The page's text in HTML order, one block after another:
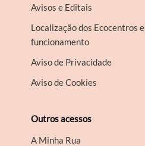
Avisos e Editais
Localização dos Ecocentros
funcionamento
Aviso de Privacidade
Aviso de Cookies
Outros acessos
A Minha Rua